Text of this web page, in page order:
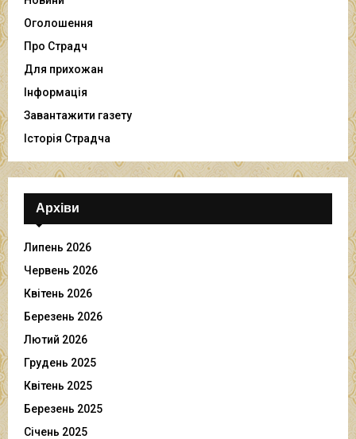
Оголошення
Про Страдч
Для прихожан
Інформація
Завантажити газету
Історія Страдча
Архіви
Липень 2026
Червень 2026
Квітень 2026
Березень 2026
Лютий 2026
Грудень 2025
Квітень 2025
Березень 2025
Січень 2025